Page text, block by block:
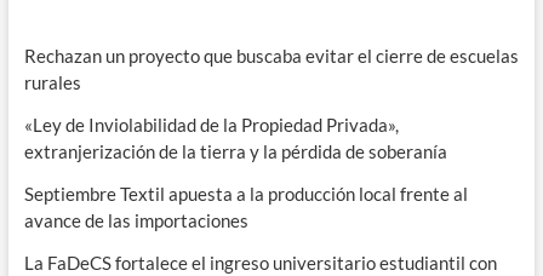
Rechazan un proyecto que buscaba evitar el cierre de escuelas
rurales
«Ley de Inviolabilidad de la Propiedad Privada»,
extranjerización de la tierra y la pérdida de soberanía
Septiembre Textil apuesta a la producción local frente al
avance de las importaciones
La FaDeCS fortalece el ingreso universitario estudiantil con